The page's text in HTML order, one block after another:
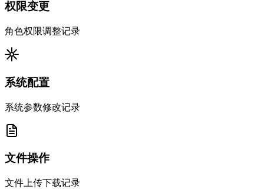
权限变更
角色权限调整记录
系统配置
系统参数修改记录
文件操作
文件上传下载记录